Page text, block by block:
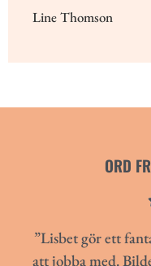
Line Thomson
ORD
”Lisbet gör ett
att jobba med.